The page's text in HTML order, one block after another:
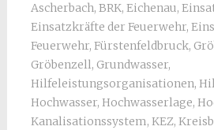
Ascherbach, BRK, Eichenau,
Einsatzkräfte der Feuerwehr,
Feuerwehr, Fürstenfeldbruck,
Gröbenzell, Grundwasser,
Hilfeleistungsorganisationen,
Hochwasser, Hochwasserlage,
Kanalisationssystem, KEZ,